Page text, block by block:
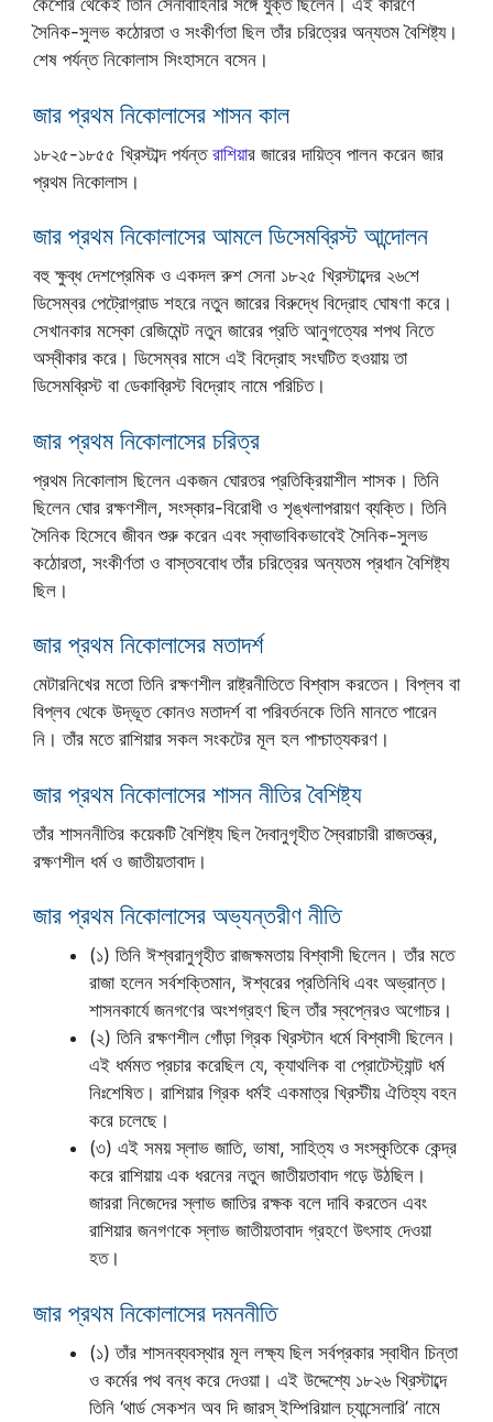
কৈশোর থেকেই তিনি সেনাবাহিনীর সঙ্গে যুক্ত ছিলেন। এই কারণে
সৈনিক-সুলভ কঠোরতা ও সংকীর্ণতা ছিল তাঁর চরিত্রের অন্যতম বৈশিষ্ট্য।
শেষ পর্যন্ত নিকোলাস সিংহাসনে বসেন।
জার প্রথম নিকোলাসের শাসন কাল
১৮২৫-১৮৫৫ খ্রিস্টাব্দ পর্যন্ত রাশিয়ার জারের দায়িত্ব পালন করেন জার
প্রথম নিকোলাস।
জার প্রথম নিকোলাসের আমলে ডিসেমব্রিস্ট আন্দোলন
বহু ক্ষুব্ধ দেশপ্রেমিক ও একদল রুশ সেনা ১৮২৫ খ্রিস্টাব্দের ২৬শে
ডিসেম্বর পেট্রোগ্রাড শহরে নতুন জারের বিরুদ্ধে বিদ্রোহ ঘোষণা করে।
সেখানকার মস্কো রেজিমেন্ট নতুন জারের প্রতি আনুগত্যের শপথ নিতে
অস্বীকার করে। ডিসেম্বর মাসে এই বিদ্রোহ সংঘটিত হওয়ায় তা
ডিসেমব্রিস্ট বা ডেকাব্রিস্ট বিদ্রোহ নামে পরিচিত।
জার প্রথম নিকোলাসের চরিত্র
প্রথম নিকোলাস ছিলেন একজন ঘোরতর প্রতিক্রিয়াশীল শাসক। তিনি
ছিলেন ঘোর রক্ষণশীল, সংস্কার-বিরোধী ও শৃঙ্খলাপরায়ণ ব্যক্তি। তিনি
সৈনিক হিসেবে জীবন শুরু করেন এবং স্বাভাবিকভাবেই সৈনিক-সুলভ
কঠোরতা, সংকীর্ণতা ও বাস্তববোধ তাঁর চরিত্রের অন্যতম প্রধান বৈশিষ্ট্য
ছিল।
জার প্রথম নিকোলাসের মতাদর্শ
মেটারনিখের মতো তিনি রক্ষণশীল রাষ্ট্রনীতিতে বিশ্বাস করতেন। বিপ্লব বা
বিপ্লব থেকে উদ্ভূত কোনও মতাদর্শ বা পরিবর্তনকে তিনি মানতে পারেন
নি। তাঁর মতে রাশিয়ার সকল সংকটের মূল হল পাশ্চাত্যকরণ।
জার প্রথম নিকোলাসের শাসন নীতির বৈশিষ্ট্য
তাঁর শাসননীতির কয়েকটি বৈশিষ্ট্য ছিল দৈবানুগৃহীত স্বৈরাচারী রাজতন্ত্র,
রক্ষণশীল ধর্ম ও জাতীয়তাবাদ।
জার প্রথম নিকোলাসের অভ্যন্তরীণ নীতি
(১) তিনি ঈশ্বরানুগৃহীত রাজক্ষমতায় বিশ্বাসী ছিলেন। তাঁর মতে
রাজা হলেন সর্বশক্তিমান, ঈশ্বরের প্রতিনিধি এবং অভ্রান্ত।
শাসনকার্যে জনগণের অংশগ্রহণ ছিল তাঁর স্বপ্নেরও অগোচর।
(২) তিনি রক্ষণশীল গোঁড়া গ্রিক খ্রিস্টান ধর্মে বিশ্বাসী ছিলেন।
এই ধর্মমত প্রচার করেছিল যে, ক্যাথলিক বা প্রোটেস্ট্যান্ট ধর্ম
নিঃশেষিত। রাশিয়ার গ্রিক ধর্মই একমাত্র খ্রিস্টীয় ঐতিহ্য বহন
করে চলেছে।
(৩) এই সময় স্লাভ জাতি, ভাষা, সাহিত্য ও সংস্কৃতিকে কেন্দ্র
করে রাশিয়ায় এক ধরনের নতুন জাতীয়তাবাদ গড়ে উঠছিল।
জাররা নিজেদের স্লাভ জাতির রক্ষক বলে দাবি করতেন এবং
রাশিয়ার জনগণকে স্লাভ জাতীয়তাবাদ গ্রহণে উৎসাহ দেওয়া
হত।
জার প্রথম নিকোলাসের দমননীতি
(১) তাঁর শাসনব্যবস্থার মূল লক্ষ্য ছিল সর্বপ্রকার স্বাধীন চিন্তা
ও কর্মের পথ বন্ধ করে দেওয়া। এই উদ্দেশ্যে ১৮২৬ খ্রিস্টাব্দে
তিনি ‘থার্ড সেকশন অব দি জারস্ ইম্পিরিয়াল চ্যান্সেলারি’ নামে